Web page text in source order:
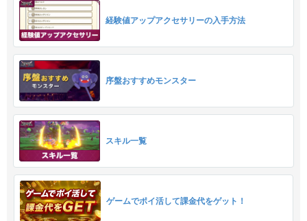
経験値アップアクセサリーの入手方法
序盤おすすめモンスター
スキル一覧
ゲームでポイ活して課金代をゲット！